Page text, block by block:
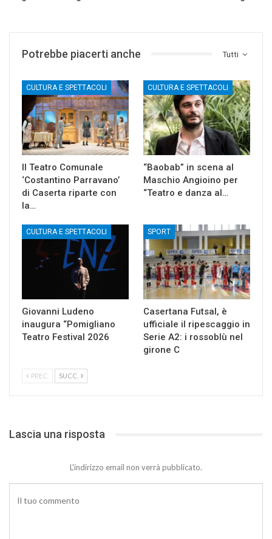
Tutti
Potrebbe piacerti anche
CULTURA E SPETTACOLI
Il Teatro Comunale
‘Costantino Parravano’
di Caserta riparte con
la…
CULTURA E SPETTACOLI
“Baobab” in scena al
Maschio Angioino per
“Teatro e danza al…
CULTURA E SPETTACOLI
Giovanni Ludeno
inaugura “Pomigliano
Teatro Festival 2026
SPORT
Casertana Futsal, è
ufficiale il ripescaggio in
Serie A2: i rossoblù nel
girone C
PREC. SUCC.
Lascia una risposta
L'indirizzo email non verrà pubblicato.